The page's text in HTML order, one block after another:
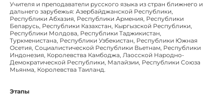
Учителя и преподаватели русского языка из стран ближнего и
дальнего зарубежья: Азербайджанской Республики,
Республики Абхазия, Республики Армения, Республики
Беларусь, Республики Казахстан, Кыргызской Республики,
Республики Молдова, Республики Таджикистан,
Туркменистана, Республики Узбекистан, Республики Южная
Осетия, Социалистической Республики Вьетнам, Республики
Индонезия, Королевства Камбоджа, Лаосской Народно-
Демократической Республики, Малайзии, Республики Союза
Мьянма, Королевства Таиланд.
Этапы